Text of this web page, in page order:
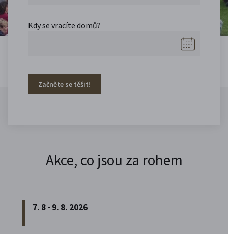
Kdy se vracíte domů?
Začněte se těšit!
Akce, co jsou za rohem
7. 8 - 9. 8. 2026